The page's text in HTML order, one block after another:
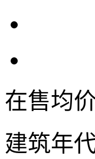
在售均
建筑年